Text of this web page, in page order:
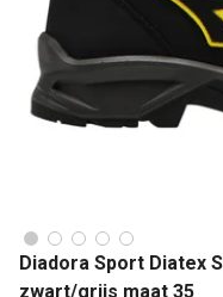
Diadora Sport Diatex
zwart/grijs maat 35